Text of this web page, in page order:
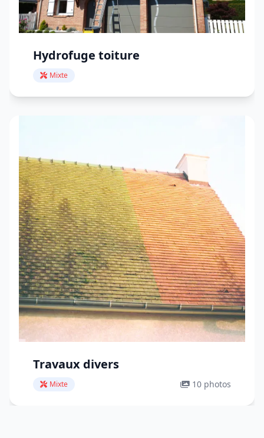
Hydrofuge toiture
Mixte
Travaux divers
Mixte 10 photos